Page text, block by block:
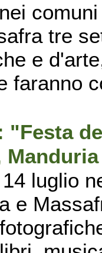
tre
e
faranno
"Festa
luglio
e